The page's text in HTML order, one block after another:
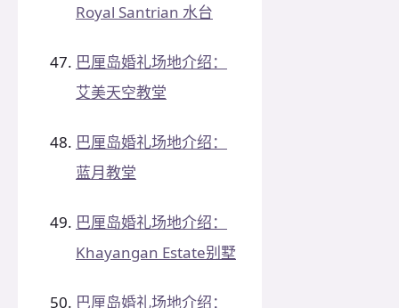
Royal Santrian 水台
巴厘岛婚礼场地介绍：
艾美天空教堂
巴厘岛婚礼场地介绍：
蓝月教堂
巴厘岛婚礼场地介绍：
Khayangan Estate别墅
巴厘岛婚礼场地介绍：